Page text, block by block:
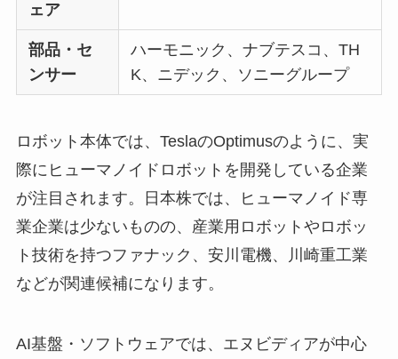
ェア
部品・セ
ンサー
ハーモニック、ナブテスコ、TH
K、ニデック、ソニーグループ
ロボット本体では、TeslaのOptimusのように、実
際にヒューマノイドロボットを開発している企業
が注目されます。日本株では、ヒューマノイド専
業企業は少ないものの、産業用ロボットやロボッ
ト技術を持つファナック、安川電機、川崎重工業
などが関連候補になります。
AI基盤・ソフトウェアでは、エヌビディアが中心